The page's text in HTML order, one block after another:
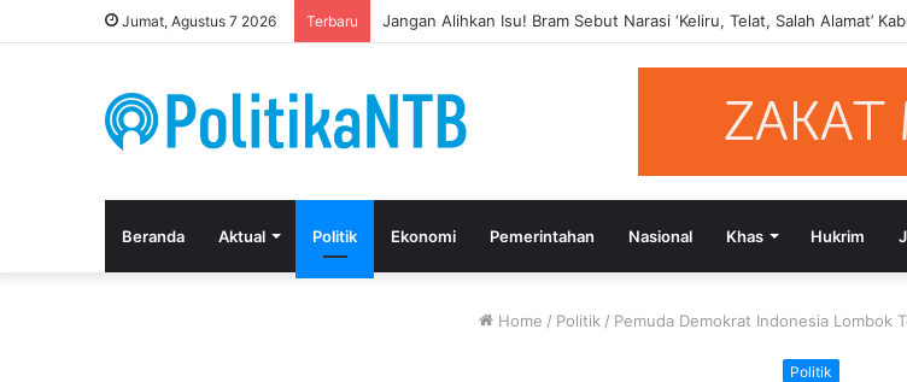
Jumat, Agustus 7 2026 Terbaru Kuasa Hukum Apresiasi Putusan Bebas Tiga Terdakwa Kasus
Beranda Aktual Politik Ekonomi Pemerintahan Nasional Khas Hukrim
Home / Politik / Pemuda Demokrat Indonesia Lombok
Politik